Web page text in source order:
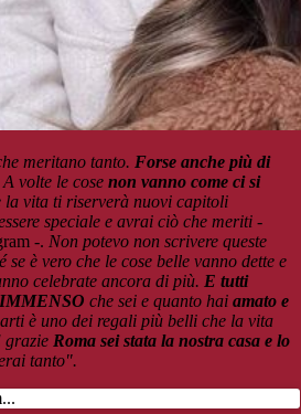
meritano tanto. Forse anche più di
A volte le cose non vanno come ci si
la vita ti riserverà nuovi capitoli
speciale e avrai ciò che meriti -
-. Non potevo non scrivere queste
è vero che le cose belle vanno dette e
celebrate ancora di più. E tutti
IMMENSO che sei e quanto hai amato e
è uno dei regali più belli che la vita
grazie Roma sei stata la nostra casa e lo
tanto".